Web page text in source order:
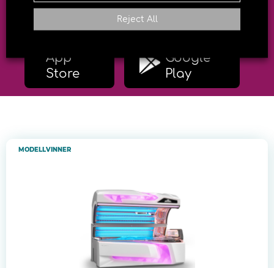
App
Store
Google
Play
MODELLVINNER
Reject All